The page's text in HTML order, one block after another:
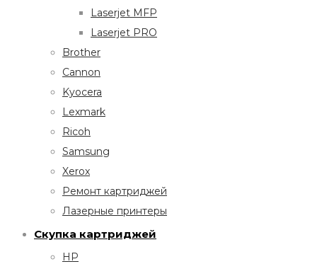
Laserjet MFP
Laserjet PRO
Brother
Cannon
Kyocera
Lexmark
Ricoh
Samsung
Xerox
Ремонт картриджей
Лазерные принтеры
Скупка картриджей
HP